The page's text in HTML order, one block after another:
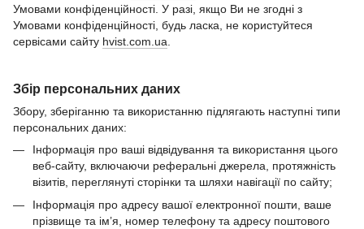
Умовами конфіденційності. У разі, якщо Ви не згодні з
Умовами конфіденційності, будь ласка, не користуйтеся
сервісами сайту hvist.com.ua
Збір персональних даних
Збору, зберіганню та використанню підлягають наступні типи
персональних даних:
Інформація про ваші відвідування та використання цього
веб-сайту, включаючи реферальні джерела, протяжність
візитів, переглянуті сторінки та шляхи навігації по сайту;
Інформація про адресу вашої електронної пошти, ваше
прізвище та ім’я, номер телефону та адресу поштового